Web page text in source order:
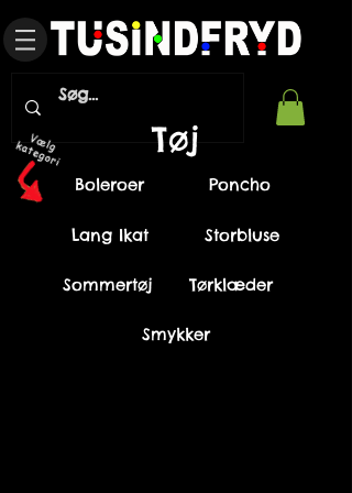
Boleroer
Lang Ikat
Sommertøj
Poncho
Storbluse
Tørklæder
Smykker
Tøj